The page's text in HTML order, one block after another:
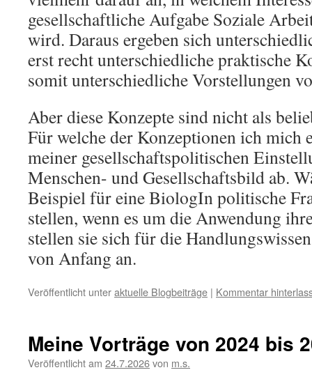
gesellschaftliche Aufgabe Soziale
wird. Daraus ergeben sich
erst recht unterschiedliche praktische
somit unterschiedliche Vorstellungen
Aber diese Konzepte sind nicht als
Für welche der Konzeptionen ich mich
meiner gesellschaftspolitischen
Menschen- und Gesellschaftsbild ab.
Beispiel für eine BiologIn politische
stellen, wenn es um die Anwendung
stellen sie sich für die
von Anfang an.
Veröffentlicht unteraktuelle Blogbeiträge | Kommentar
Meine Vorträge von 2024 bis
Veröffentlicht am 24.7.2026von m.s.